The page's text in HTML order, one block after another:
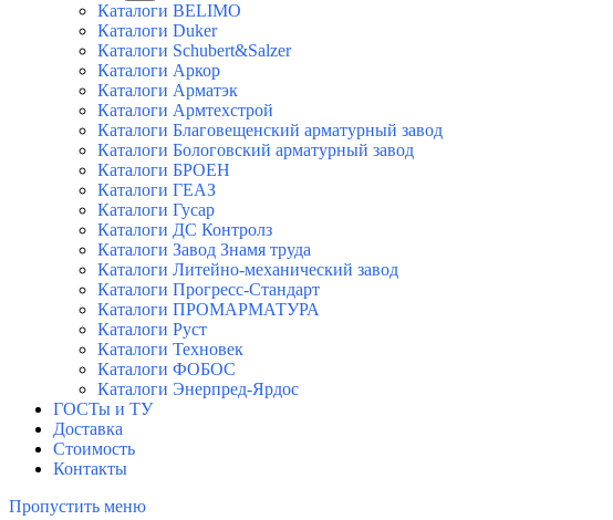
Каталоги BELIMO
Каталоги Duker
Каталоги Schubert&Salzer
Каталоги Аркор
Каталоги Арматэк
Каталоги Армтехстрой
Каталоги Благовещенский арматурный завод
Каталоги Бологовский арматурный завод
Каталоги БРОЕН
Каталоги ГЕАЗ
Каталоги Гусар
Каталоги ДС Контролз
Каталоги Завод Знамя труда
Каталоги Литейно-механический завод
Каталоги Прогресс-Стандарт
Каталоги ПРОМАРМАТУРА
Каталоги Руст
Каталоги Техновек
Каталоги ФОБОС
Каталоги Энерпред-Ярдос
ГОСТы и ТУ
Доставка
Стоимость
Контакты
Пропустить меню